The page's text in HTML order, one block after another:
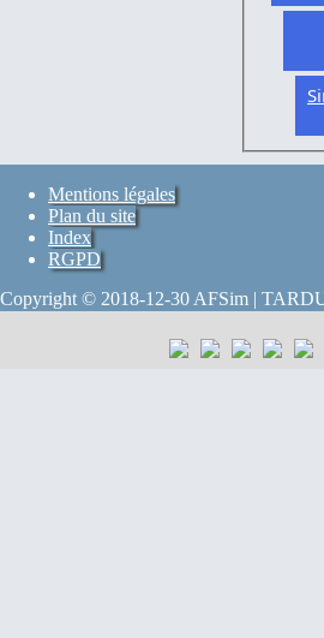
Mentions légales
Plan du site
Index
RGPD
Copyright © 2018-12-30 AFSim |